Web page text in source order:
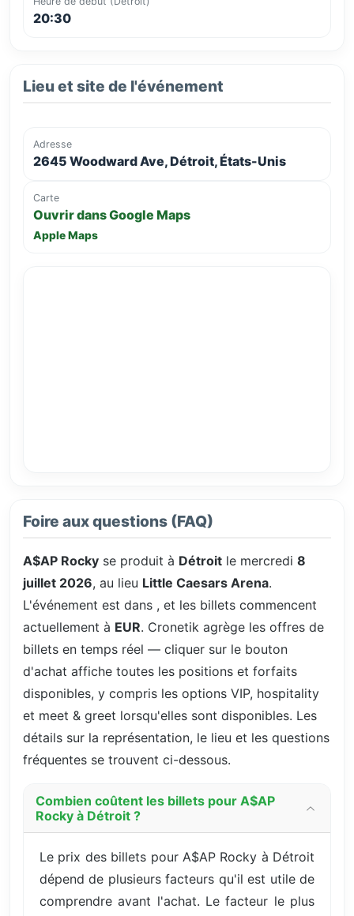
20:30
Lieu et site de l'événement
Adresse
2645 Woodward Ave, Détroit, États-Unis
Carte
Ouvrir dans Google Maps
Apple Maps
Foire aux questions (FAQ)
A$AP Rocky se produit à Détroit le mercredi 8
juillet 2026, au lieu Little Caesars Arena.
L'événement est dans , et les billets commencent
actuellement à EUR. Cronetik agrège les offres de
billets en temps réel — cliquer sur le bouton
d'achat affiche toutes les positions et forfaits
disponibles, y compris les options VIP, hospitality
et meet & greet lorsqu'elles sont disponibles. Les
détails sur la représentation, le lieu et les questions
fréquentes se trouvent ci-dessous.
Combien coûtent les billets pour A$AP
Rocky à Détroit ?
Le prix des billets pour A$AP Rocky à Détroit
dépend de plusieurs facteurs qu'il est utile de
comprendre avant l'achat. Le facteur le plus